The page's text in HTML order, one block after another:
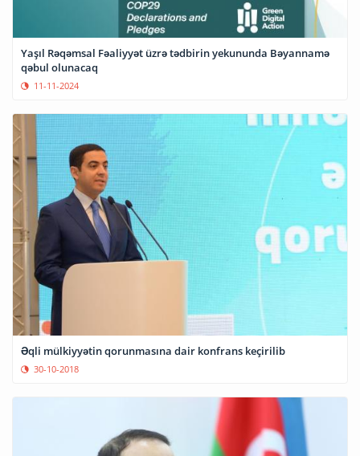
Yaşıl Rəqəmsal Fəaliyyət üzrə tədbirin yekununda Bəyannamə
qəbul olunacaq
11-11-2024
Əqli mülkiyyətin qorunmasına dair konfrans keçirilib
30-10-2018